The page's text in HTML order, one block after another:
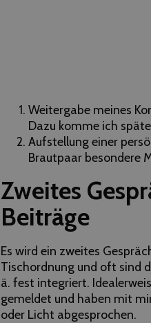
Weitergabe meines
Dazu komme ich
Aufstellung einer
Brautpaar besondere
Zweites
Beiträge
Es wird ein zweites
Tischordnung und oft sind
ä. fest integriert.
gemeldet und haben mit
oder Licht abgesprochen.